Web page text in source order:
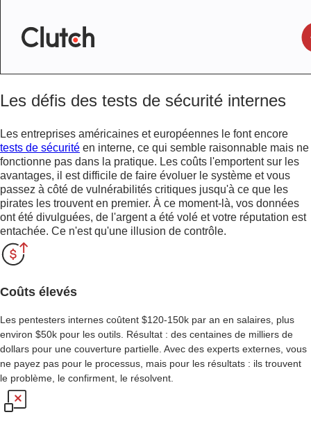
Les défis des tests de sécurité internes
Les entreprises américaines et européennes le font encore
tests de sécurité en interne, ce qui semble raisonnable mais ne
fonctionne pas dans la pratique. Les coûts l'emportent sur les
avantages, il est difficile de faire évoluer le système et vous
passez à côté de vulnérabilités critiques jusqu'à ce que les
pirates les trouvent en premier. À ce moment-là, vos données
ont été divulguées, de l'argent a été volé et votre réputation est
entachée. Ce n'est qu'une illusion de contrôle.
Coûts élevés
Les pentesters internes coûtent $120-150k par an en salaires, plus
environ $50k pour les outils. Résultat : des centaines de milliers de
dollars pour une couverture partielle. Avec des experts externes, vous
ne payez pas pour le processus, mais pour les résultats : ils trouvent
le problème, le confirment, le résolvent.